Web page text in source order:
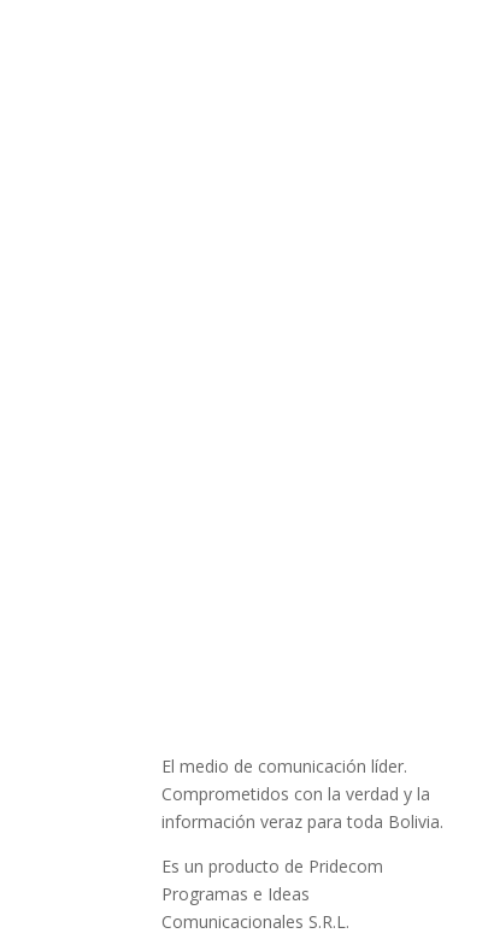
El medio de comunicación líder.
Comprometidos con la verdad y la
información veraz para toda Bolivia.
Es un producto de Pridecom
Programas e Ideas
Comunicacionales S.R.L.